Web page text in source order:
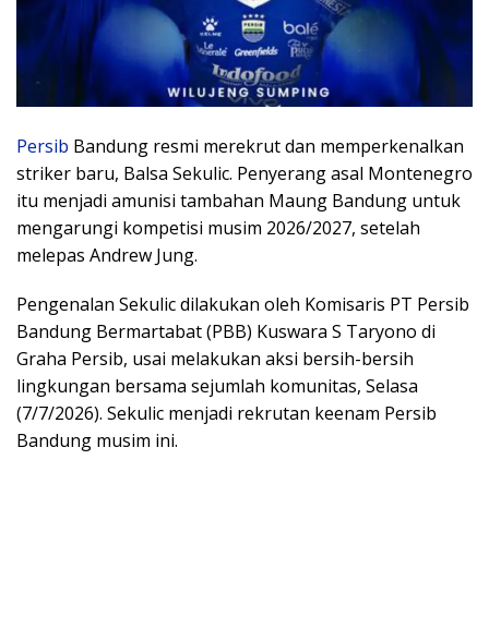
Persib Bandung resmi merekrut dan memperkenalkan
striker baru, Balsa Sekulic. Penyerang asal Montenegro
itu menjadi amunisi tambahan Maung Bandung untuk
mengarungi kompetisi musim 2026/2027, setelah
melepas Andrew Jung.
Pengenalan Sekulic dilakukan oleh Komisaris PT Persib
Bandung Bermartabat (PBB) Kuswara S Taryono di
Graha Persib, usai melakukan aksi bersih-bersih
lingkungan bersama sejumlah komunitas, Selasa
(7/7/2026). Sekulic menjadi rekrutan keenam Persib
Bandung musim ini.